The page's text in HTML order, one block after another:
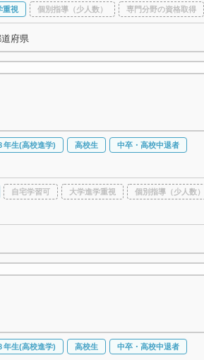
重視 個別指導（少人数） 専門分野の資格取得
府県
年生(高校進学) 高校生 中卒・高校中退者
自宅学習可 大学進学重視 個別指導（少人数）
年生(高校進学) 高校生 中卒・高校中退者